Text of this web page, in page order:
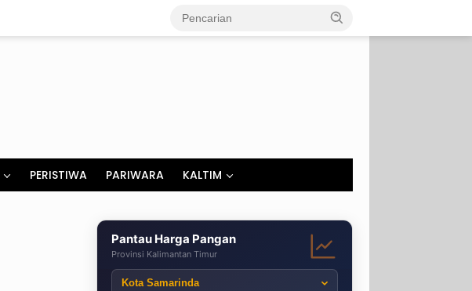
PERISTIWA PARIWARA KALTIM
Pantau Harga Pangan
Provinsi Kalimantan Timur